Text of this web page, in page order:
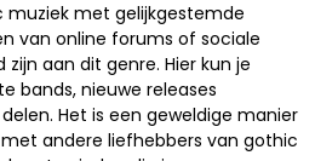
muziek met gelijkgestemde
van online forums of sociale
aan dit genre. Hier kun je
bands, nieuwe releases
Het is een geweldige manier
andere liefhebbers van gothic